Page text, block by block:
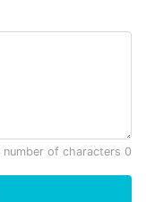
number of characters 0